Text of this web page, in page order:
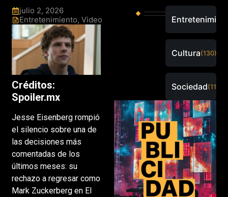
julio 2, 2026
Entretenimiento, Video
Créditos:
Spoiler.mx
Jesse Eisenberg rompió
el silencio sobre una de
las decisiones más
comentadas de los
últimos meses: su
rechazo a regresar como
Mark Zuckerberg en El
Cultura(130)
Sociedad(115)